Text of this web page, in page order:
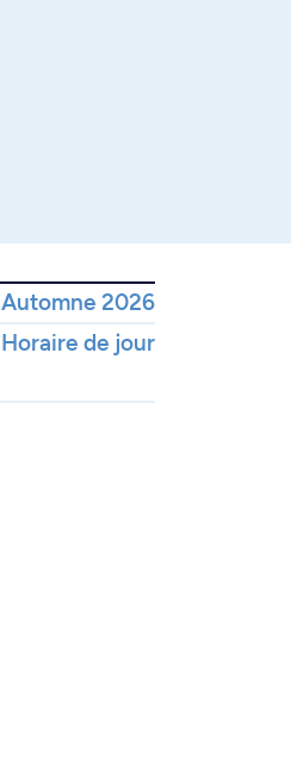
Automne 2026
Horaire de jour